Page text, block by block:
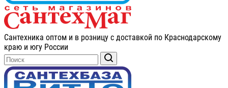
Сантехника оптом и в розницу с доставкой по Краснодарскому
краю и югу России